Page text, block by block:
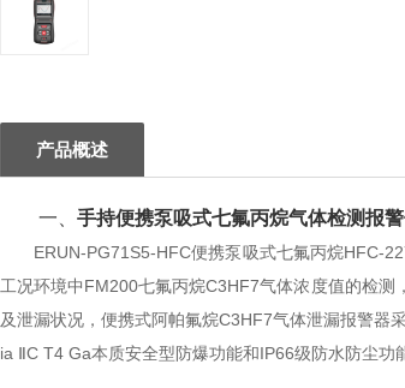
产品概述
一、 手持便携泵吸式七氟丙烷气体检测报
ERUN-PG71S5-HFC便携泵吸式七氟丙烷HFC-
工况环境中FM200七氟丙烷C3HF7气体浓度值的检
及泄漏状况，便携式阿帕氟烷C3HF7气体泄漏报警器
ia ⅡC T4 Ga本质安全型防爆功能和IP66级防水防尘功